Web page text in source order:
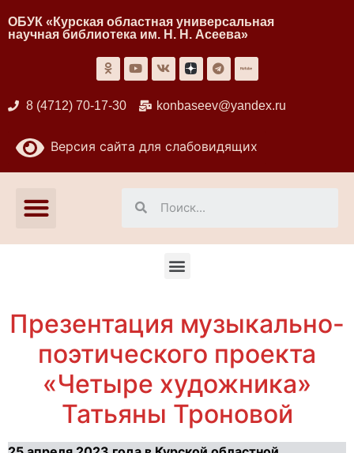
ОБУК «Курская областная универсальная
научная библиотека им. Н. Н. Асеева»
8 (4712) 70-17-30 konbaseev@yandex.ru
Версия сайта для слабовидящих
Презентация музыкально-
поэтического проекта
«Четыре художника»
Татьяны Троновой